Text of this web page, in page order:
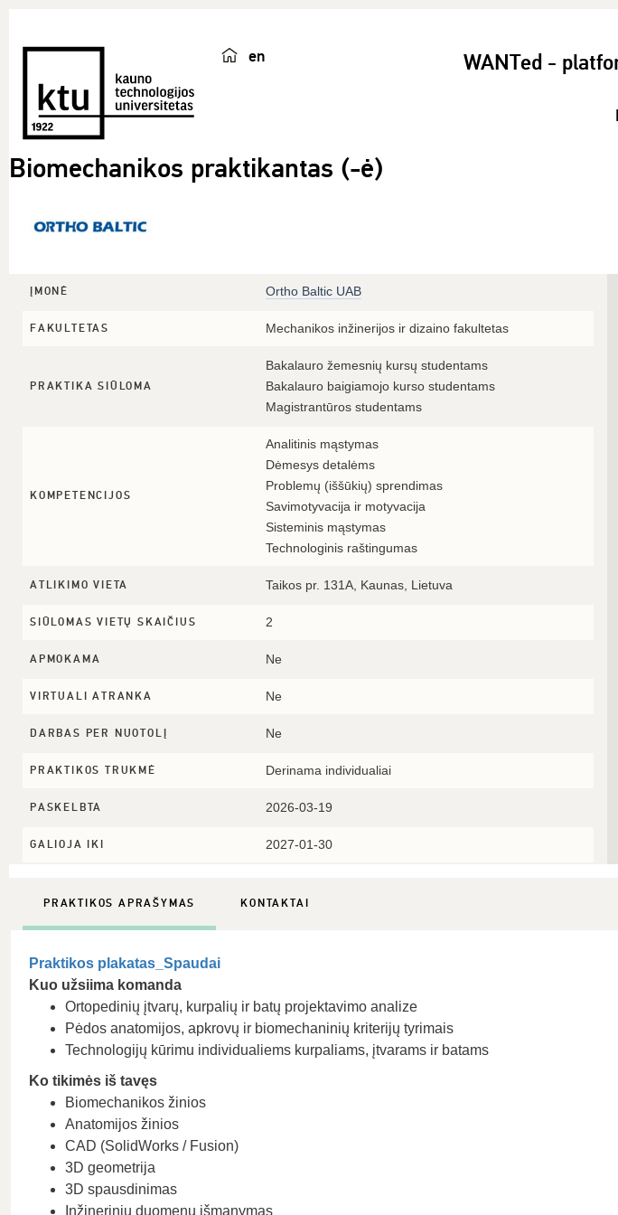
en WANTed -
Biomechanikos praktikantas (-ė)
ĮMONĖ Ortho Baltic UAB
FAKULTETAS Mechanikos inžinerijos ir dizaino fakultetas
PRAKTIKA SIŪLOMA
Bakalauro žemesnių kursų studentams
Bakalauro baigiamojo kurso studentams
Magistrantūros studentams
KOMPETENCIJOS
Analitinis mąstymas
Dėmesys detalėms
Problemų (iššūkių) sprendimas
Savimotyvacija ir motyvacija
Sisteminis mąstymas
Technologinis raštingumas
ATLIKIMO VIETA Taikos pr. 131A, Kaunas, Lietuva
SIŪLOMAS VIETŲ SKAIČIUS 2
APMOKAMA Ne
VIRTUALI ATRANKA Ne
DARBAS PER NUOTOLĮ Ne
PRAKTIKOS TRUKMĖ Derinama individualiai
PASKELBTA 2026-03-19
GALIOJA IKI 2027-01-30
PRAKTIKOS APRAŠYMAS KONTAKTAI
Praktikos plakatas_Spaudai
Kuo užsiima komanda
Ortopedinių įtvarų, kurpalių ir batų projektavimo analize
Pėdos anatomijos, apkrovų ir biomechaninių kriterijų tyrimais
Technologijų kūrimu individualiems kurpaliams, įtvarams ir batams
Ko tikimės iš tavęs
Biomechanikos žinios
Anatomijos žinios
CAD (SolidWorks / Fusion)
3D geometrija
3D spausdinimas
Inžinerinių duomenų išmanymas